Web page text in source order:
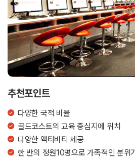
추천포인트
다양한 국적 비율
골드코스트의 교육 중심지에 위치
다양한 액티비티 제공
한 반의 정원10명으로 가족적인 분위기